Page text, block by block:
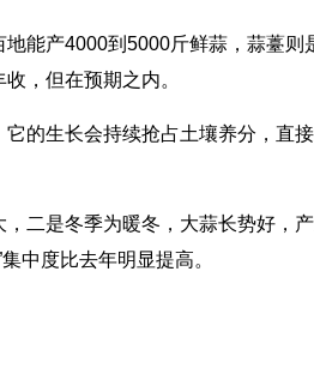
产4000到5000斤鲜蒜，蒜薹则
，但在预期之内。
的生长会持续抢占土壤养分，直
是冬季为暖冬，大蒜长势好，产
中度比去年明显提高。